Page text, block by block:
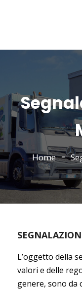
Home
L’oggetto della
valori e delle
genere, sono da